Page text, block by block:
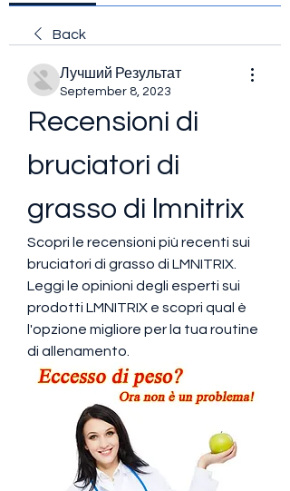
Back
Лучший Результат
September 8, 2023
Recensioni di
bruciatori di
grasso di lmnitrix
Scopri le recensioni più recenti sui
bruciatori di grasso di LMNITRIX.
Leggi le opinioni degli esperti sui
prodotti LMNITRIX e scopri qual è
l'opzione migliore per la tua routine
di allenamento.